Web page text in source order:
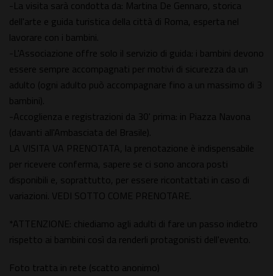
-La visita sarà condotta da: Martina De Gennaro, storica
dell'arte e guida turistica della città di Roma, esperta nel
lavorare con i bambini.
-L'Associazione offre solo il servizio di guida: i bambini devono
essere sempre accompagnati per motivi di sicurezza da un
adulto (ogni adulto può accompagnare fino a un massimo di 3
bambini).
-Accoglienza e registrazioni da 30' prima: in Piazza Navona
(davanti all'Ambasciata del Brasile).
LA VISITA VA PRENOTATA, la prenotazione è indispensabile
per ricevere conferma, sapere se ci sono ancora posti
disponibili e, soprattutto, per essere ricontattati in caso di
variazioni. VEDI SOTTO COME PRENOTARE.
*ATTENZIONE: chiediamo agli adulti di fare un passo indietro
rispetto ai bambini così da renderli protagonisti dell'evento.
Foto tratta in rete (scatto anonimo)